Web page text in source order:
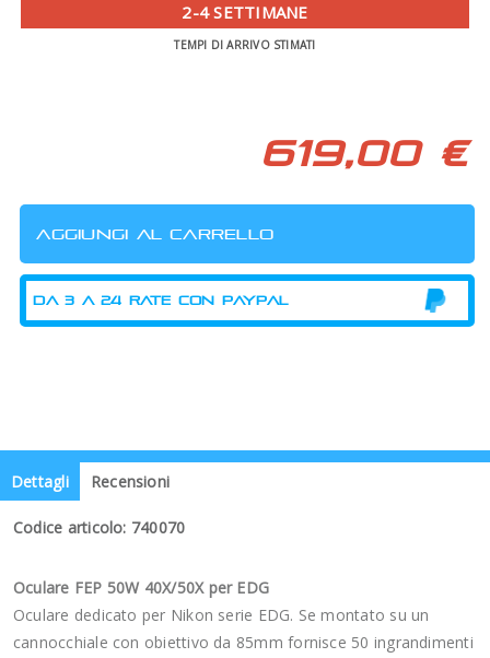
2-4 SETTIMANE
TEMPI DI ARRIVO STIMATI
619,00 €
Dettagli Recensioni
Codice articolo: 740070
Oculare FEP 50W 40X/50X per EDG
Oculare dedicato per Nikon serie EDG. Se montato su un
cannocchiale con obiettivo da 85mm fornisce 50 ingrandimenti